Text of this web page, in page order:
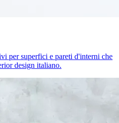
per superfici e pareti d'interni che
design italiano.